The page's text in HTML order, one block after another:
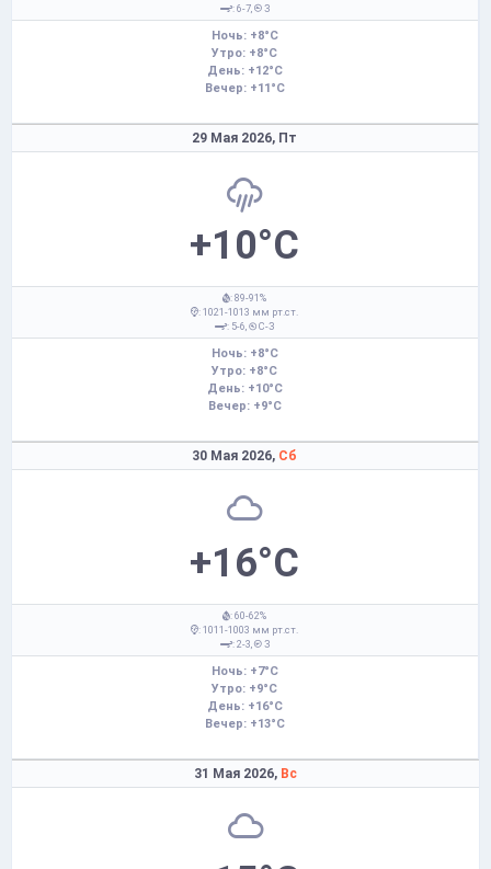
: 6-7,
З
Ночь: +8°C
Утро: +8°C
День: +12°C
Вечер: +11°C
29 Мая 2026, Пт
+10°C
: 89-91%
: 1021-1013 мм рт.ст.
: 5-6,
С-З
Ночь: +8°C
Утро: +8°C
День: +10°C
Вечер: +9°C
30 Мая 2026, Сб
+16°C
: 60-62%
: 1011-1003 мм рт.ст.
: 2-3,
З
Ночь: +7°C
Утро: +9°C
День: +16°C
Вечер: +13°C
31 Мая 2026, Вс